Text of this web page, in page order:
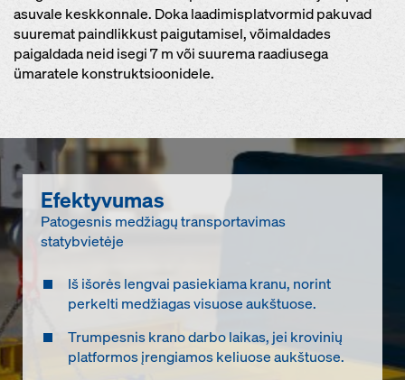
asuvale keskkonnale. Doka laadimisplatvormid pakuvad
suuremat paindlikkust paigutamisel, võimaldades
paigaldada neid isegi 7 m või suurema raadiusega
ümaratele konstruktsioonidele.
Efektyvumas
Patogesnis medžiagų transportavimas
statybvietėje
Iš išorės lengvai pasiekiama kranu, norint
perkelti medžiagas visuose aukštuose.
Trumpesnis krano darbo laikas, jei krovinių
platformos įrengiamos keliuose aukštuose.